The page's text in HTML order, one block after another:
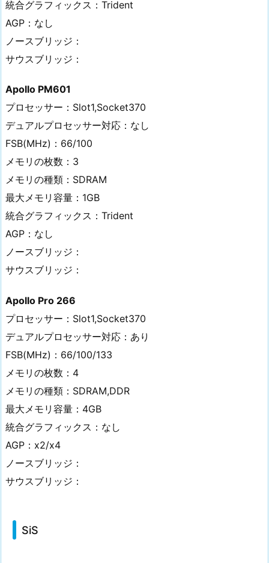
統合グラフィックス：Trident
AGP：なし
ノースブリッジ：
サウスブリッジ：
Apollo PM601
プロセッサー：Slot1,Socket370
デュアルプロセッサー対応：なし
FSB(MHz)：66/100
メモリの枚数：3
メモリの種類：SDRAM
最大メモリ容量：1GB
統合グラフィックス：Trident
AGP：なし
ノースブリッジ：
サウスブリッジ：
Apollo Pro 266
プロセッサー：Slot1,Socket370
デュアルプロセッサー対応：あり
FSB(MHz)：66/100/133
メモリの枚数：4
メモリの種類：SDRAM,DDR
最大メモリ容量：4GB
統合グラフィックス：なし
AGP：x2/x4
ノースブリッジ：
サウスブリッジ：
SiS